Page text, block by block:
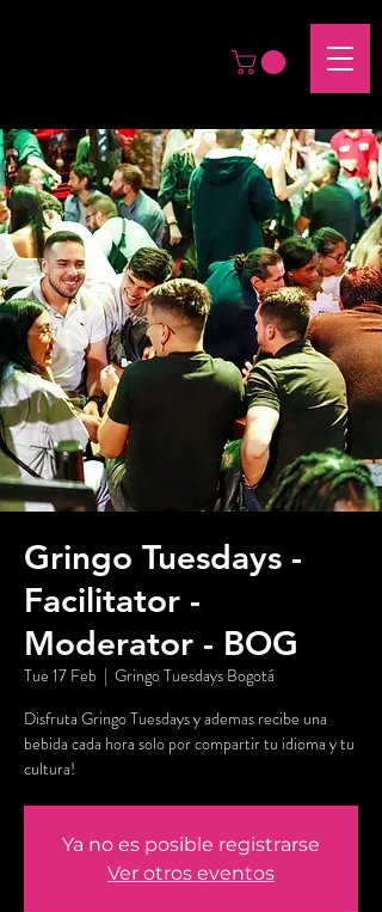
Gringo Tuesdays -
Facilitator -
Moderator - BOG
Tue 17 Feb
  |
Gringo Tuesdays Bogotá
Disfruta Gringo Tuesdays y ademas recibe una
bebida cada hora solo por compartir tu idioma y tu
cultura!
Ya no es posible registrarse
Ver otros eventos